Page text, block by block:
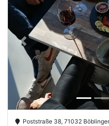
Previous
Poststraße 38, 71032